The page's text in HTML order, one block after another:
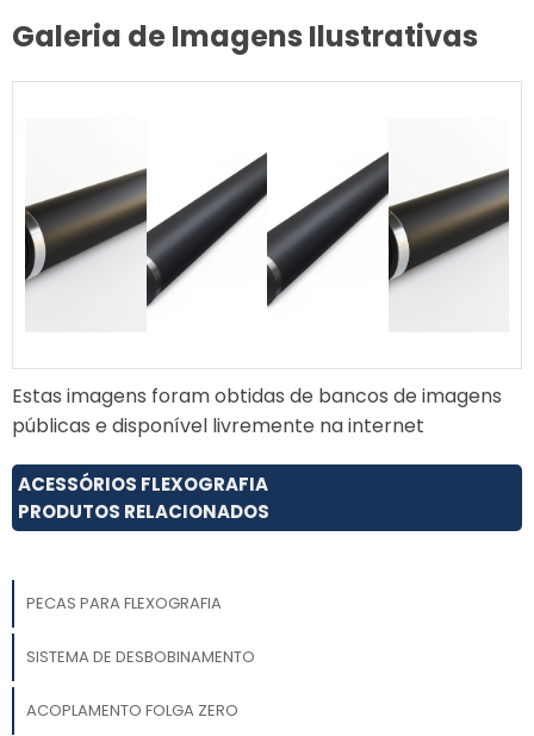
Galeria de Imagens Ilustrativas
Estas imagens foram obtidas de bancos de imagens
públicas e disponível livremente na internet
ACESSÓRIOS FLEXOGRAFIA
PRODUTOS RELACIONADOS
PECAS PARA FLEXOGRAFIA
SISTEMA DE DESBOBINAMENTO
ACOPLAMENTO FOLGA ZERO